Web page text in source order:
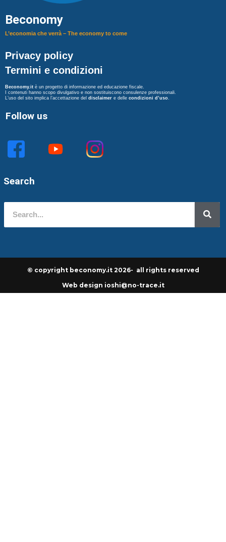
Beconomy
L’economia che verrà – The economy to come
Privacy policy
Termini e condizioni
Beconomy.it è un progetto di informazione ed educazione fiscale.
I contenuti hanno scopo divulgativo e non sostituiscono consulenze professionali.
L’uso del sito implica l’accettazione del disclaimer e delle condizioni d’uso
Follow us
Search
© copyright beconomy.it 2026- all rights reserved
Web design ioshi@no-trace.it